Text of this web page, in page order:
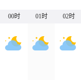
00时 01时 02时